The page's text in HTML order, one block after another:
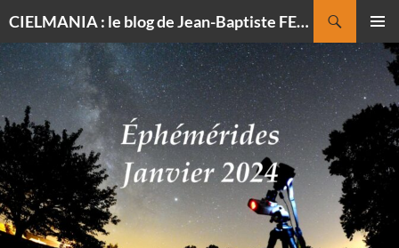
CIELMANIA : le blog de Jean-Baptiste FELDMANN, photographe du ciel
MENU
AU
CONTENU